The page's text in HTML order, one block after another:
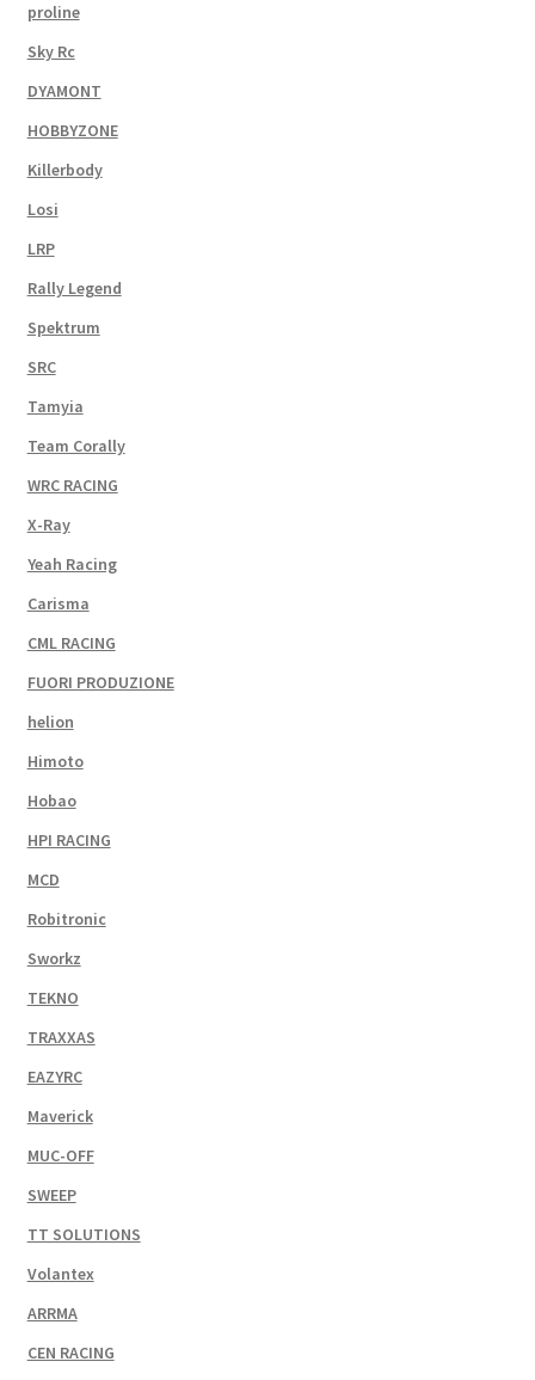
proline
Sky Rc
DYAMONT
HOBBYZONE
Killerbody
Losi
LRP
Rally Legend
Spektrum
SRC
Tamyia
Team Corally
WRC RACING
X-Ray
Yeah Racing
Carisma
CML RACING
FUORI PRODUZIONE
helion
Himoto
Hobao
HPI RACING
MCD
Robitronic
Sworkz
TEKNO
TRAXXAS
EAZYRC
Maverick
MUC-OFF
SWEEP
TT SOLUTIONS
Volantex
ARRMA
CEN RACING